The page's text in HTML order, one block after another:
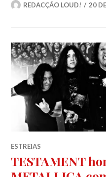
REDACÇÃO LOUD! 20
ESTREIAS
TESTAMENT